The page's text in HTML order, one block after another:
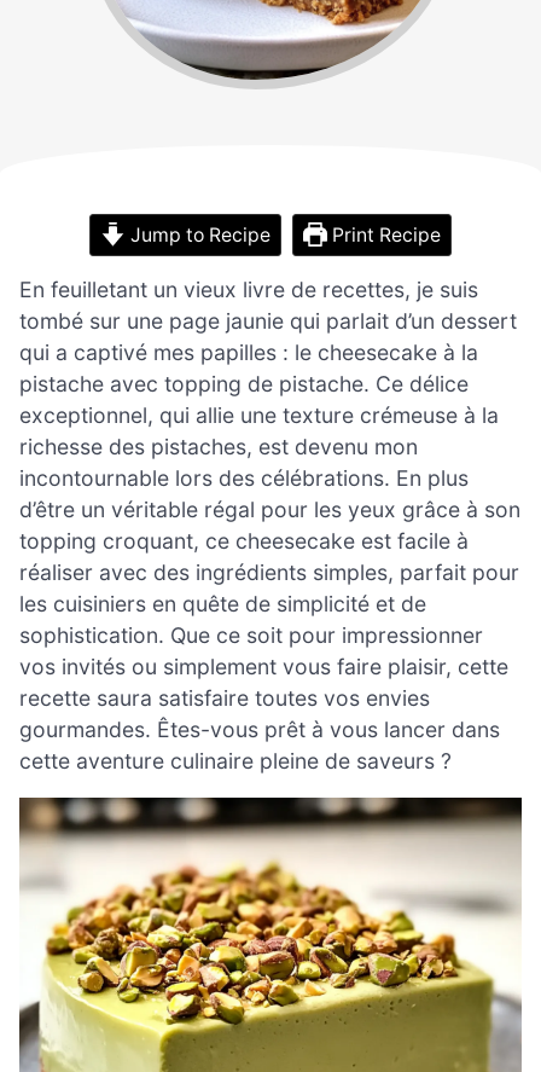
Jump to Recipe Print Recipe
En feuilletant un vieux livre de recettes, je suis
tombé sur une page jaunie qui parlait d’un dessert
qui a captivé mes papilles : le cheesecake à la
pistache avec topping de pistache. Ce délice
exceptionnel, qui allie une texture crémeuse à la
richesse des pistaches, est devenu mon
incontournable lors des célébrations. En plus
d’être un véritable régal pour les yeux grâce à son
topping croquant, ce cheesecake est facile à
réaliser avec des ingrédients simples, parfait pour
les cuisiniers en quête de simplicité et de
sophistication. Que ce soit pour impressionner
vos invités ou simplement vous faire plaisir, cette
recette saura satisfaire toutes vos envies
gourmandes. Êtes-vous prêt à vous lancer dans
cette aventure culinaire pleine de saveurs ?